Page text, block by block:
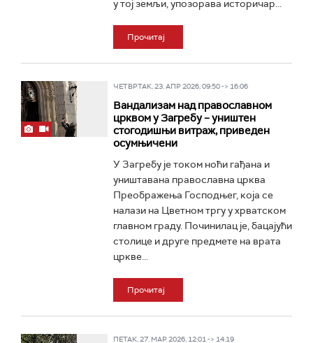
у тој земљи, упозорава историчар...
Прочитај
ЧЕТВРТАК, 23. АПР 2026, 09:50 -> 16:06
Вандализам над православном
црквом у Загребу – уништен
стогодишњи витраж, приведен
осумњичени
У Загребу је током ноћи гађана и
уништавана православна црква
Преображења Господњег, која се
налази на Цветном тргу у хрватском
главном граду. Починилац је, бацајући
столице и друге предмете на врата
цркве...
Прочитај
ПЕТАК, 27. МАР 2026, 12:01 -> 14:19